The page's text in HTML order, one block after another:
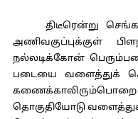
திடீரென்று
அணிவகுப்புக்குள்
நல்லடிக்கோன்
படையை வளைத்துக்
கணைக்காலிரும்பொறை
தொகுதியோடு